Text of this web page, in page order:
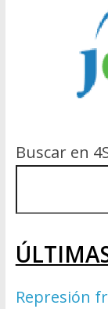
Buscar en
Represión